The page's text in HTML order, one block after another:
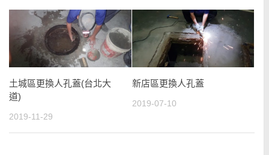
土城區更換人孔蓋(台北大
道)
2019-11-29
新店區更換人孔蓋
2019-07-10